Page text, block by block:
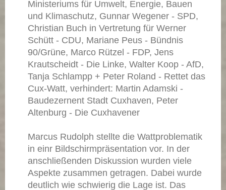
Ministeriums für Umwelt, Energie, Bauen
und Klimaschutz, Gunnar Wegener - SPD,
Christian Buch in Vertretung für Werner
Schütt - CDU, Mariane Peus - Bündnis
90/Grüne, Marco Rützel - FDP, Jens
Krautscheidt - Die Linke, Walter Koop - AfD,
Tanja Schlampp + Peter Roland - Rettet das
Cux-Watt, verhindert: Martin Adamski -
Baudezernent Stadt Cuxhaven, Peter
Altenburg - Die Cuxhavener
Marcus Rudolph stellte die Wattproblematik
in einr Bildschirmpräsentation vor. In der
anschließenden Diskussion wurden viele
Aspekte zusammen getragen. Dabei wurde
deutlich wie schwierig die Lage ist. Das